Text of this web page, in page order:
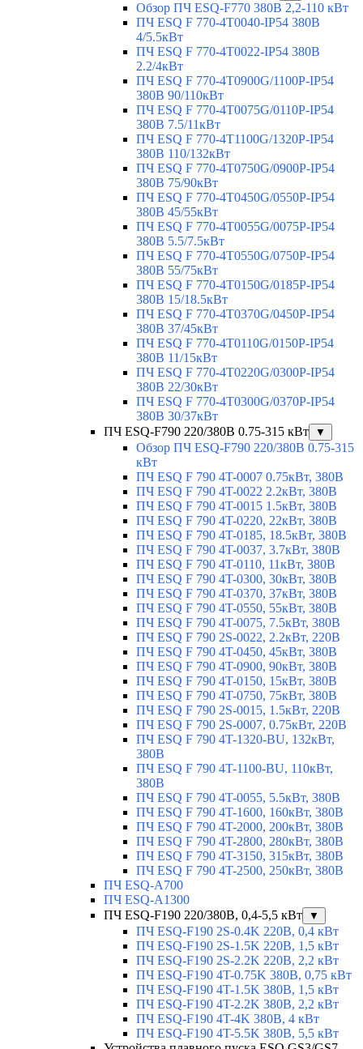
Обзор ПЧ ESQ-F770 380В 2,2-110 кВт
ПЧ ESQ F 770-4T0040-IP54 380В
4/5.5кВт
ПЧ ESQ F 770-4T0022-IP54 380В
2.2/4кВт
ПЧ ESQ F 770-4Т0900G/1100P-IP54
380В 90/110кВт
ПЧ ESQ F 770-4T0075G/0110P-IP54
380В 7.5/11кВт
ПЧ ESQ F 770-4T1100G/1320P-IP54
380В 110/132кВт
ПЧ ESQ F 770-4T0750G/0900P-IP54
380В 75/90кВт
ПЧ ESQ F 770-4T0450G/0550P-IP54
380В 45/55кВт
ПЧ ESQ F 770-4T0055G/0075P-IP54
380В 5.5/7.5кВт
ПЧ ESQ F 770-4T0550G/0750P-IP54
380В 55/75кВт
ПЧ ESQ F 770-4T0150G/0185P-IP54
380В 15/18.5кВт
ПЧ ESQ F 770-4T0370G/0450P-IP54
380В 37/45кВт
ПЧ ESQ F 770-4T0110G/0150P-IP54
380В 11/15кВт
ПЧ ESQ F 770-4T0220G/0300P-IP54
380В 22/30кВт
ПЧ ESQ F 770-4T0300G/0370P-IP54
380В 30/37кВт
ПЧ ESQ-F790 220/380В 0.75-315 кВт
▼
Обзор ПЧ ESQ-F790 220/380В 0.75-315
кВт
ПЧ ESQ F 790 4T-0007 0.75кВт, 380В
ПЧ ESQ F 790 4T-0022 2.2кВт, 380В
ПЧ ESQ F 790 4T-0015 1.5кВт, 380В
ПЧ ESQ F 790 4T-0220, 22кВт, 380В
ПЧ ESQ F 790 4T-0185, 18.5кВт, 380В
ПЧ ESQ F 790 4T-0037, 3.7кВт, 380В
ПЧ ESQ F 790 4T-0110, 11кВт, 380В
ПЧ ESQ F 790 4T-0300, 30кВт, 380В
ПЧ ESQ F 790 4T-0370, 37кВт, 380В
ПЧ ESQ F 790 4T-0550, 55кВт, 380В
ПЧ ESQ F 790 4T-0075, 7.5кВт, 380В
ПЧ ESQ F 790 2S-0022, 2.2кВт, 220В
ПЧ ESQ F 790 4T-0450, 45кВт, 380В
ПЧ ESQ F 790 4T-0900, 90кВт, 380В
ПЧ ESQ F 790 4T-0150, 15кВт, 380В
ПЧ ESQ F 790 4T-0750, 75кВт, 380В
ПЧ ESQ F 790 2S-0015, 1.5кВт, 220В
ПЧ ESQ F 790 2S-0007, 0.75кВт, 220В
ПЧ ESQ F 790 4T-1320-BU, 132кВт,
380В
ПЧ ESQ F 790 4T-1100-BU, 110кВт,
380В
ПЧ ESQ F 790 4T-0055, 5.5кВт, 380В
ПЧ ESQ F 790 4T-1600, 160кВт, 380В
ПЧ ESQ F 790 4T-2000, 200кВт, 380В
ПЧ ESQ F 790 4T-2800, 280кВт, 380В
ПЧ ESQ F 790 4T-3150, 315кВт, 380В
ПЧ ESQ F 790 4T-2500, 250кВт, 380В
ПЧ ESQ-A700
ПЧ ESQ-A1300
ПЧ ESQ-F190 220/380В, 0,4-5,5 кВт
▼
ПЧ ESQ-F190 2S-0.4K 220В, 0,4 кВт
ПЧ ESQ-F190 2S-1.5K 220В, 1,5 кВт
ПЧ ESQ-F190 2S-2.2K 220В, 2,2 кВт
ПЧ ESQ-F190 4T-0.75K 380В, 0,75 кВт
ПЧ ESQ-F190 4T-1.5K 380В, 1,5 кВт
ПЧ ESQ-F190 4T-2.2K 380В, 2,2 кВт
ПЧ ESQ-F190 4T-4K 380В, 4 кВт
ПЧ ESQ-F190 4T-5.5K 380В, 5,5 кВт